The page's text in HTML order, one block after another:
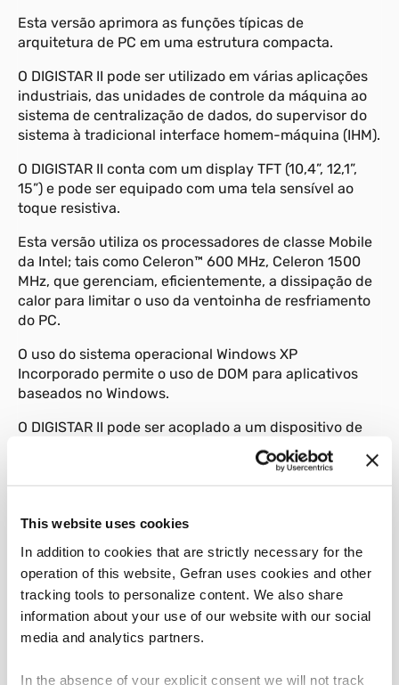
This website uses cookies
In addition to cookies that are strictly necessary for the
operation of this website, Gefran uses cookies and other
tracking tools to personalize content. We also share
information about your use of our website with our social
media and analytics partners.
In the absence of your explicit consent we will not track
Esta versão aprimora as funções típicas de
arquitetura de PC em uma estrutura compacta.
O DIGISTAR II pode ser utilizado em várias aplicações
industriais, das unidades de controle da máquina ao
sistema de centralização de dados, do supervisor do
sistema à tradicional interface homem-máquina (IHM).
O DIGISTAR II conta com um display TFT (10,4”, 12,1”,
15”) e pode ser equipado com uma tela sensível ao
toque resistiva.
Esta versão utiliza os processadores de classe Mobile
da Intel; tais como Celeron™ 600 MHz, Celeron 1500
MHz, que gerenciam, eficientemente, a dissipação de
calor para limitar o uso da ventoinha de resfriamento
do PC.
O uso do sistema operacional Windows XP
Incorporado permite o uso de DOM para aplicativos
baseados no Windows.
O DIGISTAR II pode ser acoplado a um dispositivo de
armazenamento de estática do tipo DOM ou a um HD
de 2,5’’ para melhor configuração, conforme a
aplicação e o sistema operacional utilizado.
Graças à série completa de portas disponíveis
DIGISTAR II pode ligar vários periféricos comumente
utilizados no setor industrial.
A conectividade máxima é alcançada por meio da
adição de interfaces customizadas opcionais e o
expansões seriais RS422/485 e canais Ethernet